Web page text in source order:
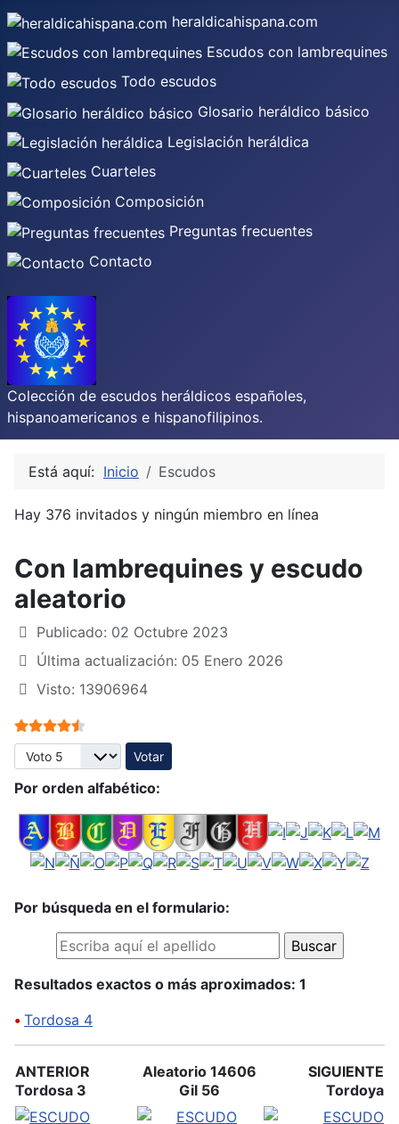
heraldicahispana.com
Escudos con lambrequines
Todo escudos
Glosario heráldico básico
Legislación heráldica
Cuarteles
Composición
Preguntas frecuentes
Contacto
Colección de escudos heráldicos españoles,
hispanoamericanos e hispanofilipinos.
Está aquí: Inicio Escudos
Hay 376 invitados y ningún miembro en línea
Con lambrequines y escudo
aleatorio
Publicado: 02 Octubre 2023
Última actualización: 05 Enero 2026
Visto: 13906964
Ratio:4.5/
Por favor, vote
Por orden alfabético:
Por búsqueda en el formulario:
Resultados exactos o más aproximados: 1
• Tordosa 4
ANTERIOR
Tordosa 3
Aleatorio 14606
Gil 56
SIGUIENTE
Tordoya